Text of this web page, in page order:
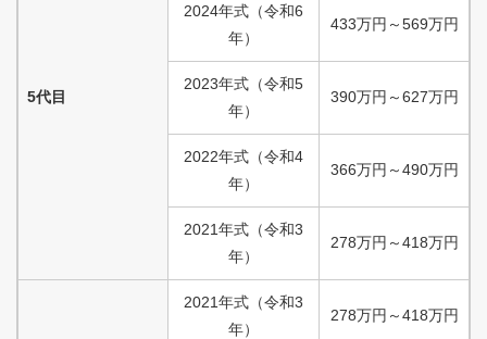
5代目
2024年式 （令和6
年）
433万円 ～569万円
2023年式 （令和5
年）
390万円 ～627万円
2022年式 （令和4
年）
366万円 ～490万円
2021年式 （令和3
年）
278万円 ～418万円
2021年式 （令和3
年）
278万円 ～418万円